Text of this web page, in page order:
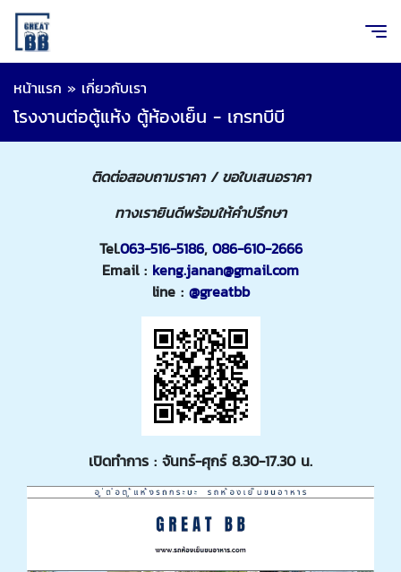
หน้าแรก » เกี่ยวกับเรา
โรงงานต่อตู้แห้ง ตู้ห้องเย็น - เกรทบีบี
ติดต่อสอบถามราคา / ขอใบเสนอราคา
ทางเรายินดีพร้อมให้คำปรึกษา
Tel.063-516-5186, 086-610-2666
Email : keng.janan@gmail.com
line : @greatbb
เปิดทำการ : จันทร์-ศุกร์ 8.30-17.30 น.